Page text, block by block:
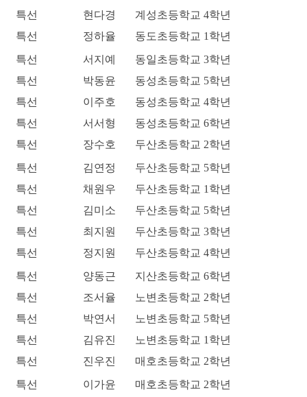
특선
현다경
계성초등학교 4학년
특선
정하율
동도초등학교 1학년
특선
서지예
동일초등학교 3학년
특선
박동윤
동성초등학교 5학년
특선
이주호
동성초등학교 4학년
특선
서서형
동성초등학교 6학년
특선
장수호
두산초등학교 2학년
특선
김연정
두산초등학교 5학년
특선
채원우
두산초등학교 1학년
특선
김미소
두산초등학교 5학년
특선
최지원
두산초등학교 3학년
특선
정지원
두산초등학교 4학년
특선
양동근
지산초등학교 6학년
특선
조서율
노변초등학교 2학년
특선
박연서
노변초등학교 5학년
특선
김유진
노변초등학교 1학년
특선
진우진
매호초등학교 2학년
특선
이가윤
매호초등학교 2학년